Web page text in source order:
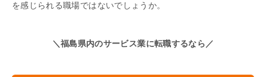
を感じられる職場ではないでしょうか。
＼福島県内のサービス業に転職するなら／